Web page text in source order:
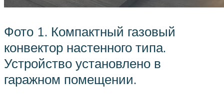
Фото 1. Компактный газовый
конвектор настенного типа.
Устройство установлено в
гаражном помещении.